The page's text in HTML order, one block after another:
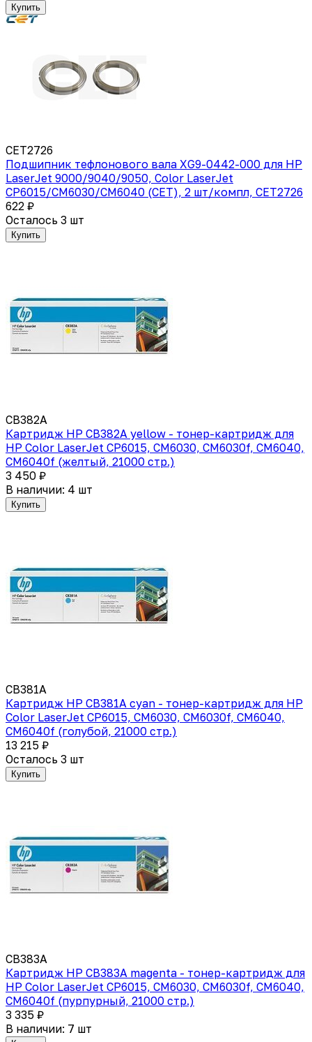
Купить
CET2726
Подшипник тефлонового вала XG9-0442-000 для HP
LaserJet 9000/9040/9050, Color LaserJet
CP6015/CM6030/CM6040 (CET), 2 шт/компл, CET2726
622 ₽
Осталось 3 шт
Купить
CB382A
Картридж HP CB382A yellow - тонер-картридж для
HP Color LaserJet CP6015, CM6030, CM6030f, CM6040,
CM6040f (желтый, 21000 стр.)
3 450 ₽
В наличии: 4 шт
Купить
CB381A
Картридж HP CB381A cyan - тонер-картридж для HP
Color LaserJet CP6015, CM6030, CM6030f, CM6040,
CM6040f (голубой, 21000 стр.)
13 215 ₽
Осталось 3 шт
Купить
CB383A
Картридж HP CB383A magenta - тонер-картридж для
HP Color LaserJet CP6015, CM6030, CM6030f, CM6040,
CM6040f (пурпурный, 21000 стр.)
3 335 ₽
В наличии: 7 шт